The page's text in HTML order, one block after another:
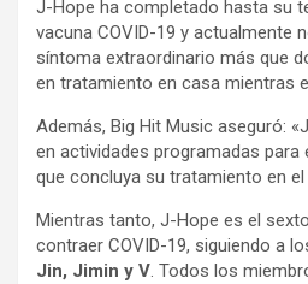
J-Hope ha completado hasta su
vacuna COVID-19 y actualmente
síntoma extraordinario más que
en tratamiento en casa mientras
Además, Big Hit Music aseguró:
en actividades programadas para
que concluya su tratamiento en el
Mientras tanto, J-Hope es el
contraer COVID-19, siguiendo a
Jin, Jimin y V. Todos los